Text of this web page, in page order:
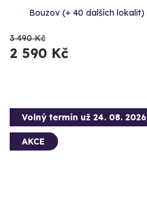
Bouzov (+ 40 dalších lokalit)
3 490 Kč
2 590 Kč
Volný termín už 24. 08. 2026
AKCE